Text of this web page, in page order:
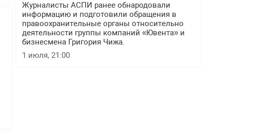
Журналисты АСПИ ранее обнародовали
информацию и подготовили обращения в
правоохранительные органы относительно
деятельности группы компаний «Ювента» и
бизнесмена Григория Чижа.
1 июля, 21:00